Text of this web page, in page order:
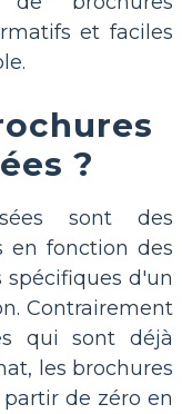
et faciles
?
sont des
en fonction des
spécifiques d'un
Contrairement
qui sont déjà
les brochures
de zéro en